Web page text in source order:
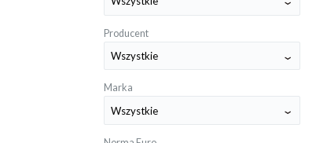
Producent
Marka